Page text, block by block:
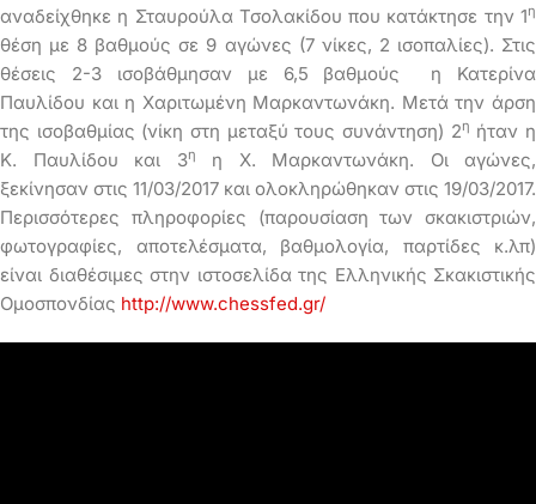
αναδείχθηκε η Σταυρούλα Τσολακίδου που κατάκτησε την 1η
θέση με 8 βαθμούς σε 9 αγώνες (7 νίκες, 2 ισοπαλίες). Στις
θέσεις 2-3 ισοβάθμησαν με 6,5 βαθμούς η Κατερίνα
Παυλίδου και η Χαριτωμένη Μαρκαντωνάκη. Μετά την άρση
της ισοβαθμίας (νίκη στη μεταξύ τους συνάντηση) 2η ήταν η
Κ. Παυλίδου και 3η
η Χ. Μαρκαντωνάκη. Οι αγώνες,
ξεκίνησαν στις 11/03/2017 και ολοκληρώθηκαν στις 19/03/2017.
Περισσότερες πληροφορίες (παρουσίαση των σκακιστριών,
φωτογραφίες, αποτελέσματα, βαθμολογία, παρτίδες κ.λπ)
είναι διαθέσιμες στην ιστοσελίδα της Ελληνικής Σκακιστικής
Ομοσπονδίας http://www.chessfed.gr/